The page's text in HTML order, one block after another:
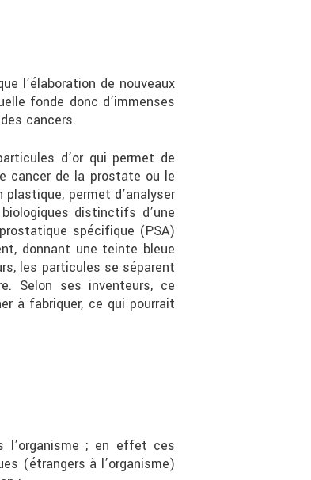
l’élaboration de nouveaux
fonde donc d’immenses
cancers.
d’or qui permet de
cancer de la prostate ou le
permet d’analyser
distinctifs d’une
spécifique (PSA)
donnant une teinte bleue
les particules se séparent
Selon ses inventeurs, ce
à fabriquer, ce qui pourrait
l’organisme ; en effet ces
(étrangers à l’organisme)